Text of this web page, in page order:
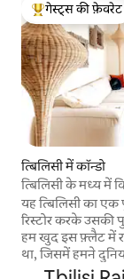
गेस्ट्स का टॉप
गेस्ट्स की फ़ेवरेट
त्बिलिसी में कॉन्डो
त्बिलिसी के मध्य में
यह त्बिलिसी का एक
रिस्टोर करके उसकी
हम खुद इस फ़्लैट में
था, जिसमें हमने
को शामिल करने